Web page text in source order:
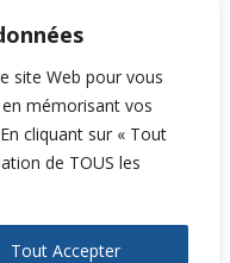
site Web pour vous
mémorisant vos
cliquant sur « Tout
de TOUS les
Tout Accepter
: